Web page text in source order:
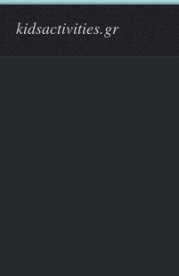
kidsactivities.gr